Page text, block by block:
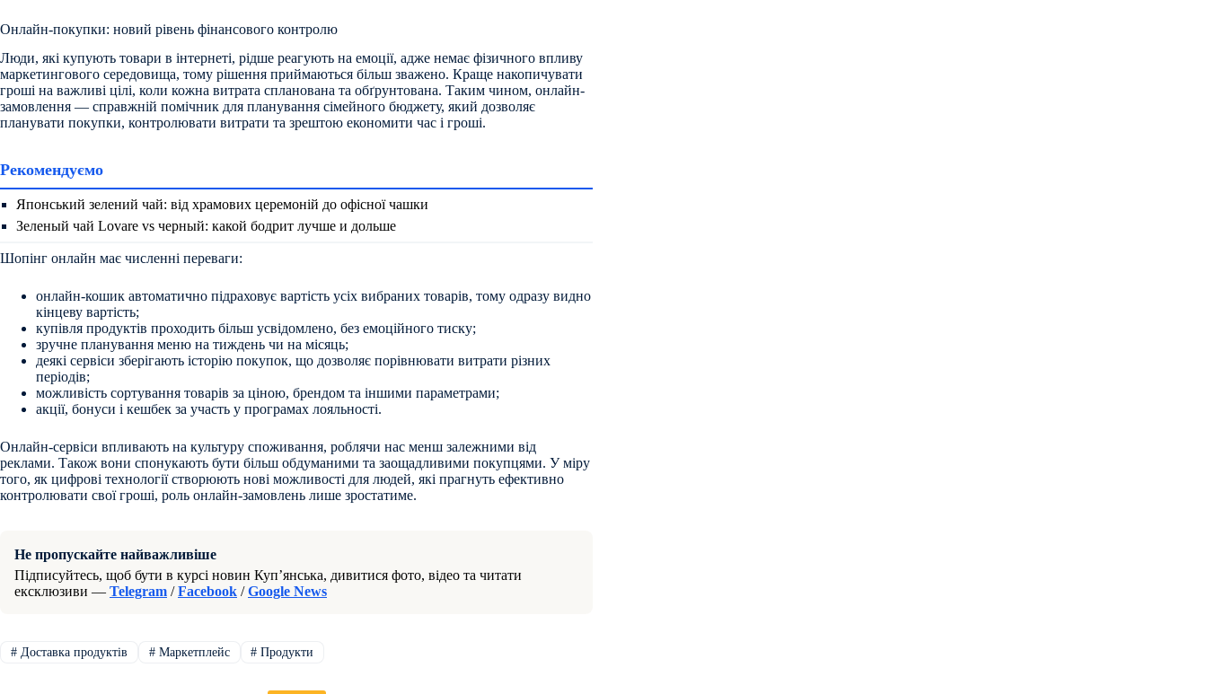
Онлайн-покупки: новий рівень фінансового контролю
Люди, які купують товари в інтернеті, рідше реагують на емоції, адже немає фізичного впливу
маркетингового середовища, тому рішення приймаються більш зважено. Краще накопичувати
гроші на важливі цілі, коли кожна витрата спланована та обґрунтована. Таким чином, онлайн-
замовлення — справжній помічник для планування сімейного бюджету, який дозволяє
планувати покупки, контролювати витрати та зрештою економити час і гроші.
Рекомендуємо
Японський зелений чай: від храмових церемоній до офісної чашки
Зеленый чай Lovare vs черный: какой бодрит лучше и дольше
Шопінг онлайн має численні переваги:
онлайн-кошик автоматично підраховує вартість усіх вибраних товарів, тому одразу видно
кінцеву вартість;
купівля продуктів проходить більш усвідомлено, без емоційного тиску;
зручне планування меню на тиждень чи на місяць;
деякі сервіси зберігають історію покупок, що дозволяє порівнювати витрати різних
періодів;
можливість сортування товарів за ціною, брендом та іншими параметрами;
акції, бонуси і кешбек за участь у програмах лояльності.
Онлайн-сервіси впливають на культуру споживання, роблячи нас менш залежними від
реклами. Також вони спонукають бути більш обдуманими та заощадливими покупцями. У міру
того, як цифрові технології створюють нові можливості для людей, які прагнуть ефективно
контролювати свої гроші, роль онлайн-замовлень лише зростатиме.
Не пропускайте найважливіше
Підписуйтесь, щоб бути в курсі новин Куп’янська, дивитися фото, відео та читати
ексклюзиви — Telegram /Facebook /Google News
#Доставка продуктів #Маркетплейс # Продукти